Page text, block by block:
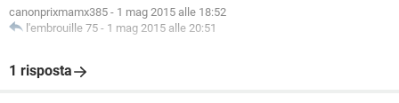
canonprixmamx385 - 1 mag 2015 alle 18:52
l'embrouille 75 - 1 mag 2015 alle 20:51
1 risposta